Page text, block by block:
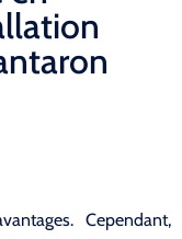
Cependant,